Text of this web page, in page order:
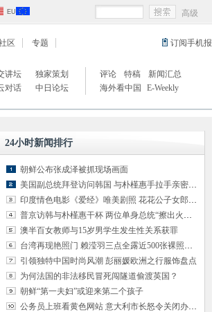
EU 高级
订阅手机报
区 专题
讲坛
独家策划
对话
中日论坛
评论 特稿
新闻汇总
海外看中国
E-Weekly
24小时新闻排行
朝鲜公布张成泽被抓现场画面
美国副总统拜登访问韩国 与朴槿惠手拉手亲密交谈
印度情色电影《爱经》唯美剧照 花花公子女郎出演
普京访韩与朴槿惠干杯 两位单身总统“擦出火花”（组图）
澳半百女教师与15岁男学生发生性关系获罪
台湾再现艳照门 赖滢羽三点全露近500张裸照外泄
引领独特中国时尚风潮 彭丽媛欧洲之行服饰盘点
为何法国的非法移民冒死闯隧道偷渡英国？
朝鲜“第一夫妇”或迎来第二个孩子
公务员上班看黄色网站 意大利市长怒令关闭办公室网络